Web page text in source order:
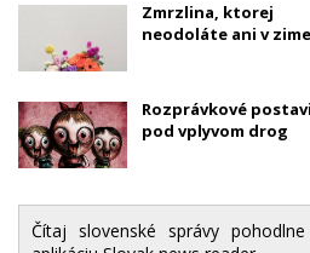
Zmrzlina, ktorej
neodoláte ani v zime
Rozprávkové
pod vplyvom drog
Čítaj slovenské správy